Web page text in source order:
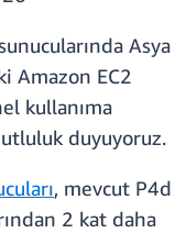
Asya
Amazon EC2
kullanıma
duyuyoruz.
, mevcut P4d
2 kat daha